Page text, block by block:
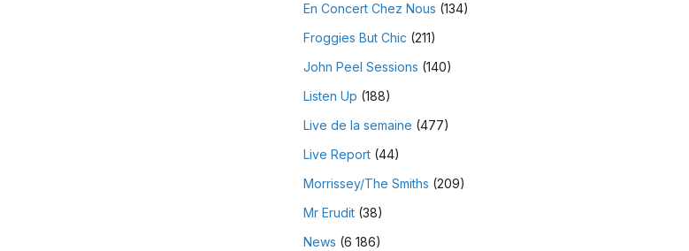
En Concert Chez Nous (134)
Froggies But Chic (211)
John Peel Sessions (140)
Listen Up (188)
Live de la semaine (477)
Live Report(44)
Morrissey/The Smiths (209)
Mr Erudit(38)
News (6 186)